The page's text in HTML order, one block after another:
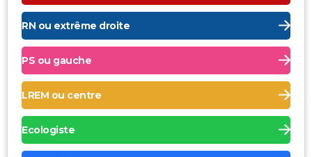
RN ou extrême droite
PS ou gauche
LREM ou centre
Ecologiste